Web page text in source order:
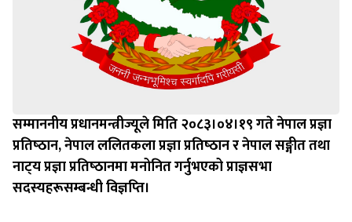
सम्माननीय प्रधानमन्त्रीज्यूले मिति २०८३।०४।१९ गते नेपाल प्रज्ञा
प्रतिष्‍ठान, नेपाल ललितकला प्रज्ञा प्रतिष्‍ठान र नेपाल सङ्गीत तथा
नाट्‍य प्रज्ञा प्रतिष्‍ठानमा मनोनित गर्नुभएको प्राज्ञसभा
सदस्यहरूसम्बन्धी विज्ञप्‍ति।